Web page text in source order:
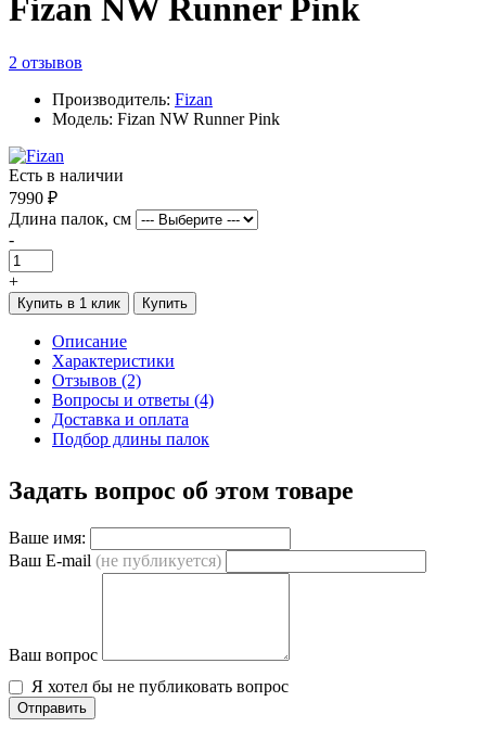
Fizan NW Runner Pink
2 отзывов
Производитель: Fizan
Модель: Fizan NW Runner Pink
Есть в наличии
7990 ₽
Длина палок, см
-
+
Купить в 1 клик Купить
Описание
Характеристики
Отзывов (2)
Вопросы и ответы (4)
Доставка и оплата
Подбор длины палок
Задать вопрос об этом товаре
Ваше имя:
Ваш E-mail (не публикуется)
Ваш вопрос
Я хотел бы не публиковать вопрос
Отправить